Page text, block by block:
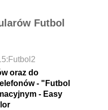
Futbol
oraz do
- "Futbol
- Easy